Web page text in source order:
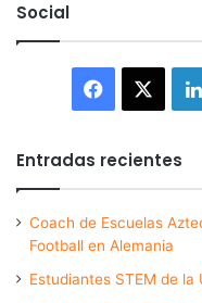
Social
Facebook
Entradas recientes
Coach de Escuelas
Football en Alemania
Estudiantes STEM de